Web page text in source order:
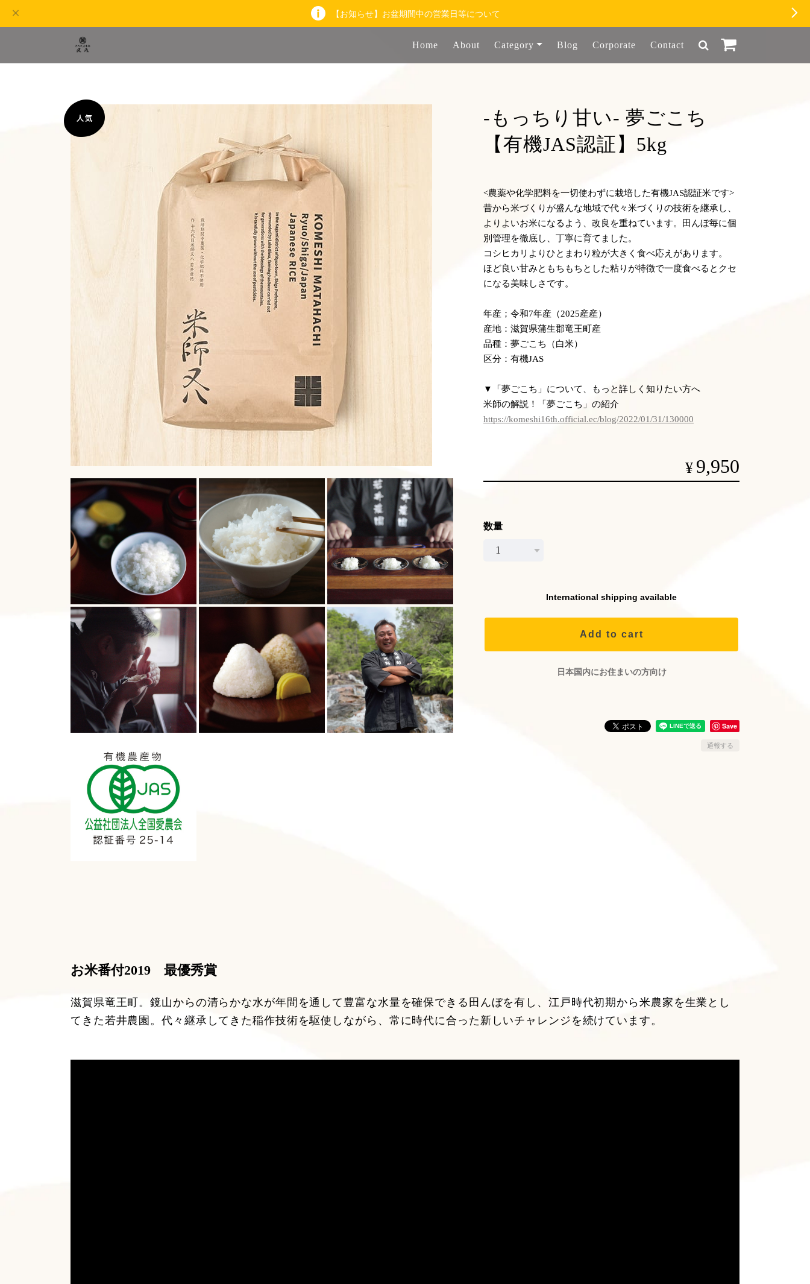
【お知らせ】お盆期間中の営業日等について
Home About Category Blog Corporate Contact
-もっちり甘い- 夢ごこち
【有機JAS認証】5kg
<農薬や化学肥料を一切使わずに栽培した有機JAS認証米です>
昔から米づくりが盛んな地域で代々米づくりの技術を継承し、
よりよいお米になるよう、改良を重ねています。田んぼ毎に個
別管理を徹底し、丁寧に育てました。
コシヒカリよりひとまわり粒が大きく食べ応えがあります。
ほど良い甘みともちもちとした粘りが特徴で一度食べるとクセ
になる美味しさです。
年産；令和7年産（2025産産）
産地：滋賀県蒲生郡竜王町産
品種：夢ごこち（白米）
区分：有機JAS
▼「夢ごこち」について、もっと詳しく知りたい方へ
米師の解説！「夢ごこち」の紹介
https://komeshi16th.official.ec/blog/2022/01/31/130000
¥ 9,950
数量
International shipping available
Add to cart
日本国内にお住まいの方向け
Save
通報する
お米番付2019 最優秀賞
滋賀県竜王町。鏡山からの清らかな水が年間を通して豊富な水量を確保できる田んぼを有し、江戸時代初期から米農家を生業とし
てきた若井農園。代々継承してきた稲作技術を駆使しながら、常に時代に合った新しいチャレンジを続けています。